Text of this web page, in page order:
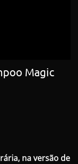
Magic
na versão de